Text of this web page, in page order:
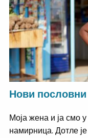
Нови пословни
Моја жена и ја смо
намирница. Дотле је